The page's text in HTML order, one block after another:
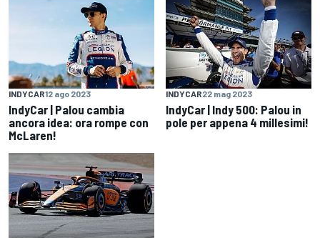
INDYCAR12 ago 2023
IndyCar | Palou cambia
ancora idea: ora rompe con
McLaren!
INDYCAR22 mag 2023
IndyCar | Indy 500: Palou in
pole per appena 4 millesimi!